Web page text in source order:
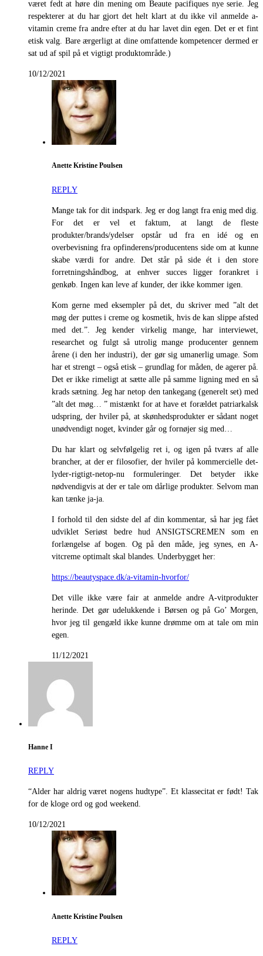
været fedt at høre din mening om Beaute pacifiques nye serie. Jeg
respekterer at du har gjort det helt klart at du ikke vil anmelde a-
vitamin creme fra andre efter at du har lavet din egen. Det er et fint
etisk valg. Bare ærgerligt at dine omfattende kompetencer dermed er
sat ud af spil på et vigtigt produktområde.)
10/12/2021
Anette Kristine Poulsen
REPLY
Mange tak for dit indspark. Jeg er dog langt fra enig med dig.
For det er vel et faktum, at langt de fleste
produkter/brands/ydelser opstår ud fra en idé og en
overbevisning fra opfinderens/producentens side om at kunne
skabe værdi for andre. Det står på side ét i den store
forretningshåndbog, at enhver succes ligger forankret i
genkøb. Ingen kan leve af kunder, der ikke kommer igen.
Kom gerne med eksempler på det, du skriver med ”alt det
møg der puttes i creme og kosmetik, hvis de kan slippe afsted
med det.”. Jeg kender virkelig mange, har interviewet,
researchet og fulgt så utrolig mange producenter gennem
årene (i den her industri), der gør sig umanerlig umage. Som
har et strengt – også etisk – grundlag for måden, de agerer på.
Det er ikke rimeligt at sætte alle på samme ligning med en så
krads sætning. Jeg har netop den tankegang (generelt set) med
”alt det møg… ” mistænkt for at have et forældet patriarkalsk
udspring, der hviler på, at skønhedsprodukter er sådant noget
unødvendigt noget, kvinder går og fornøjer sig med…
Du har klart og selvfølgelig ret i, og igen på tværs af alle
brancher, at der er filosofier, der hviler på kommercielle det-
lyder-rigtigt-netop-nu formuleringer. Det betyder ikke
nødvendigvis at der er tale om dårlige produkter. Selvom man
kan tænke ja-ja.
I forhold til den sidste del af din kommentar, så har jeg fået
udviklet Seriøst bedre hud ANSIGTSCREMEN som en
forlængelse af bogen. Og på den måde, jeg synes, en A-
vitcreme optimalt skal blandes. Underbygget her:
https://beautyspace.dk/a-vitamin-hvorfor/
Det ville ikke være fair at anmelde andre A-vitprodukter
herinde. Det gør udelukkende i Børsen og på Go’ Morgen,
hvor jeg til gengæld ikke kunne drømme om at tale om min
egen.
11/12/2021
Hanne I
REPLY
“Alder har aldrig været nogens hudtype”. Et klassecitat er født! Tak
for de kloge ord og god weekend.
10/12/2021
Anette Kristine Poulsen
REPLY